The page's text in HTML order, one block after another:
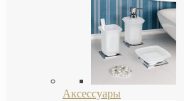
Аксессуары